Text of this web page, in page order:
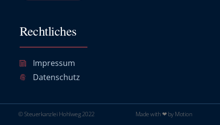
Rechtliches
Impressum
Datenschutz
© Steuerkanzlei Hohlweg 2022 Made with ❤ by Motion